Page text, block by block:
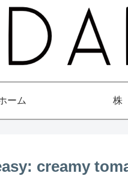
ーム 株
creamy